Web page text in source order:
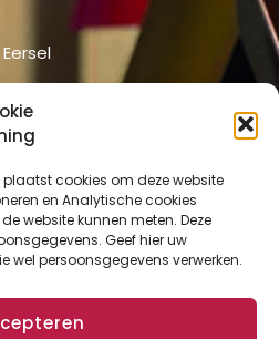
cookies om deze website
en Analytische cookies
website kunnen meten. Deze
Geef hier uw
wel persoonsgegevens verwerken.
Shop
Shop
Mijn account
Winkelmand
Checkout